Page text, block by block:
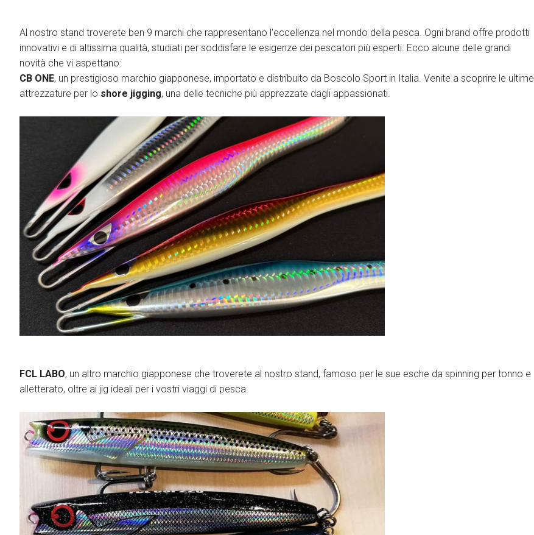
Media Gallery
Merchandising
Eventi
Programma giornaliero
Masters & Makers
Come arrivare
SCOPRI COME arrow_circle_right
Treno, aereo o auto? Scopri tutti i modi per
raggiungere la Fiera di Rimini
ACCEDI
Al nostro stand troverete ben 9 marchi che rappresentano l'eccellenza nel mondo della pesca. Ogni brand offre prodotti
innovativi e di altissima qualità, studiati per soddisfare le esigenze dei pescatori più esperti. Ecco alcune delle grandi
novità che vi aspettano:
CB ONE, un prestigioso marchio giapponese, importato e distribuito da Boscolo Sport in Italia. Venite a scoprire le ultime
attrezzature per lo shore jigging, una delle tecniche più apprezzate dagli appassionati.
FCL LABO, un altro marchio giapponese che troverete al nostro stand, famoso per le sue esche da spinning per tonno e
alletterato, oltre ai jig ideali per i vostri viaggi di pesca.